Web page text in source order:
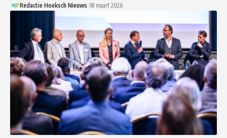
Redactie Hoeksch Nieuws 18 maart 2026